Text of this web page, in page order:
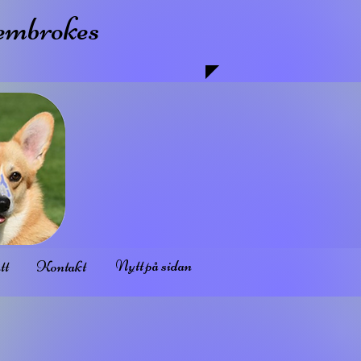
Kontakt Nytt på sidan